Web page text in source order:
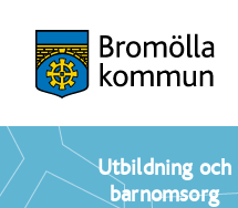
Utbildning och
barnomsorg